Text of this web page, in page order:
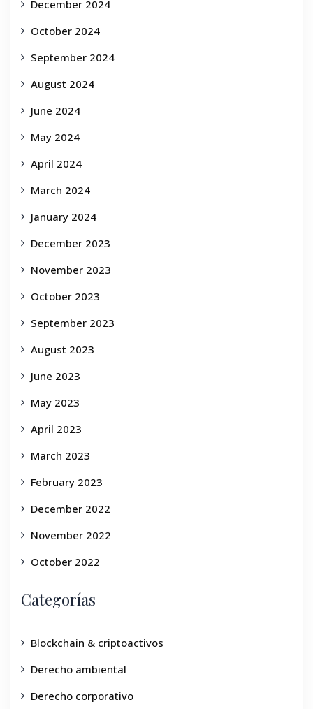
December 2024
October 2024
September 2024
August 2024
June 2024
May 2024
April 2024
March 2024
January 2024
December 2023
November 2023
October 2023
September 2023
August 2023
June 2023
May 2023
April 2023
March 2023
February 2023
December 2022
November 2022
October 2022
Categorías
Blockchain & criptoactivos
Derecho ambiental
Derecho corporativo